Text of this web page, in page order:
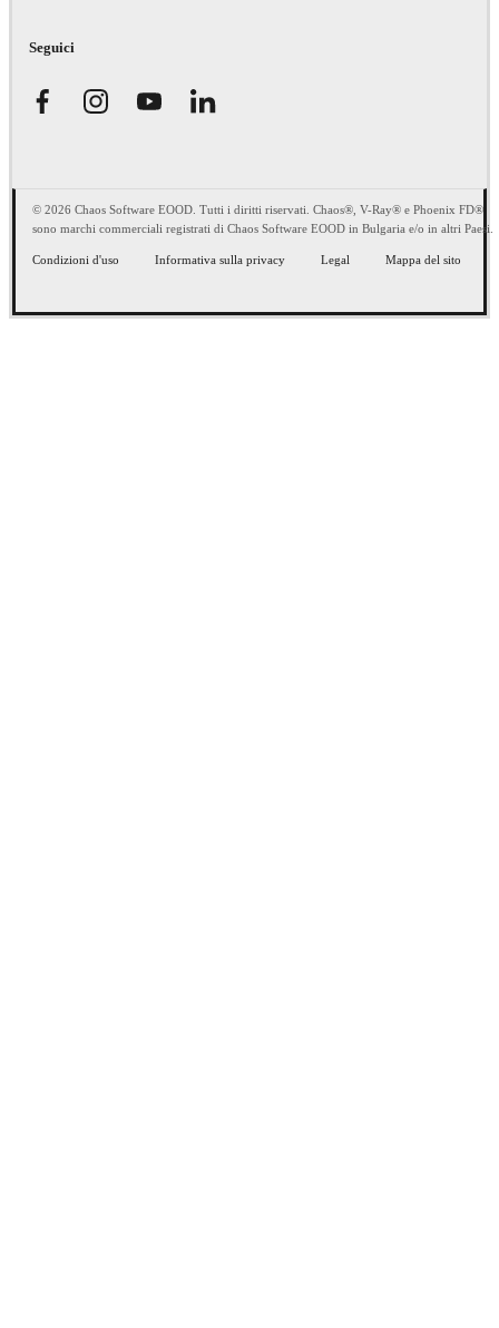
Seguici
© 2026 Chaos Software EOOD. Tutti i diritti riservati. Chaos®, V-Ray® e Phoenix FD®
sono marchi commerciali registrati di Chaos Software EOOD in Bulgaria e/o in altri Paesi.
Condizioni d'uso Informativa sulla privacy Legal Mappa del sito